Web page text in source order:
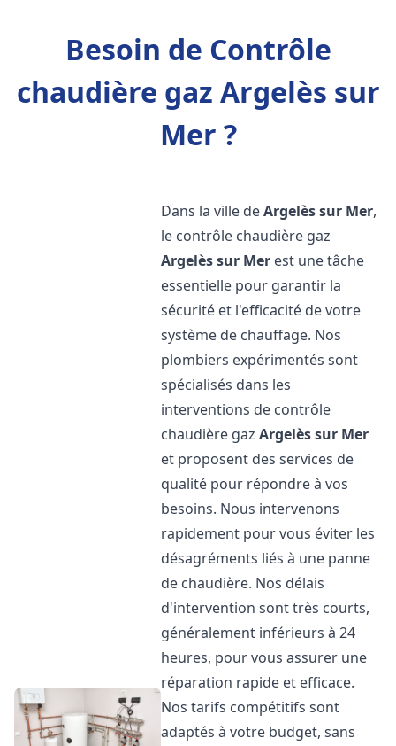
Besoin de Contrôle
chaudière gaz Argelès sur
Mer ?
Dans la ville deArgelès sur Mer,
le contrôle chaudière gaz
Argelès sur Mer est une tâche
essentielle pour garantir la
sécurité et l'efficacité de votre
système de chauffage. Nos
plombiers expérimentés sont
spécialisés dans les
interventions de contrôle
chaudière gazArgelès sur Mer
et proposent des services de
qualité pour répondre à vos
besoins. Nous intervenons
rapidement pour vous éviter les
désagréments liés à une panne
de chaudière. Nos délais
d'intervention sont très courts,
généralement inférieurs à 24
heures, pour vous assurer une
réparation rapide et efficace.
Nos tarifs compétitifs sont
adaptés à votre budget, sans